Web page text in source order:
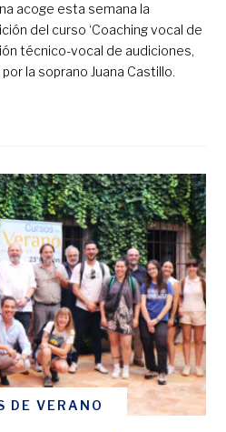
acoge esta semana la
del curso ‘Coaching vocal de
técnico-vocal de audiciones,
la soprano Juana Castillo.
DE VERANO